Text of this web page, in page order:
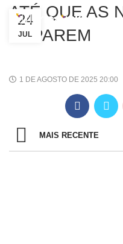
ATÉ QUE AS
SEPAREM
24
JUL
1 DE AGOSTO DE 2025 20:00
MAIS RECENTE